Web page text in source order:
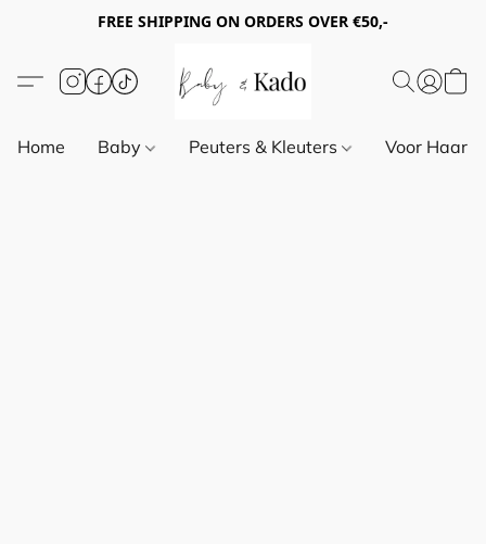
FREE SHIPPING ON ORDERS OVER €50,-
Home Baby Peuters & Kleuters Voor Haar